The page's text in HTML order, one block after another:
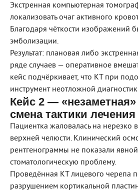
Экстренная компьютерная
локализовать очаг активного
Благодаря чёткости изображений
эмболизации.
Результат: плановая либо
ряде случаев — оперативное
кейс подчёркивает, что КТ при
инструмент неотложной
Кейс 2 —
смена тактики лечения
Пациентка жаловалась на
верхней челюсти. Клинический
рентгенограммы не показали
стоматологическую проблему.
Проведённая КТ лицевого черепа
разрушением кортикальной